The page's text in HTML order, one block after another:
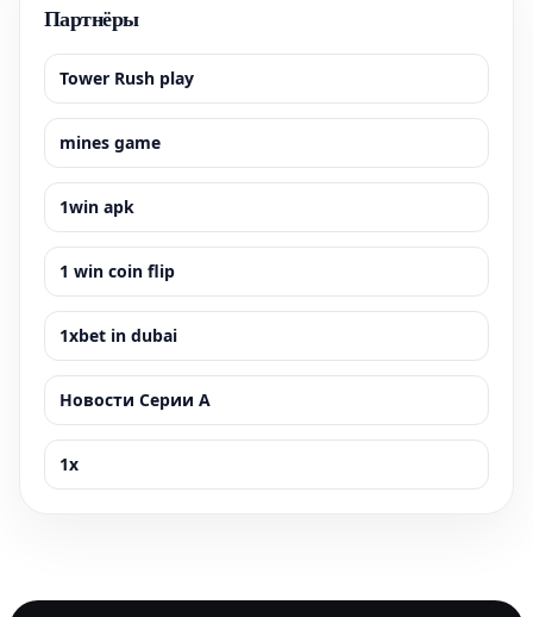
Партнёры
Tower Rush play
mines game
1win apk
1 win coin flip
1xbet in dubai
Новости Серии А
1x